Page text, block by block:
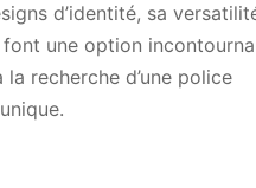
d’identité, sa
une option
recherche d’une police